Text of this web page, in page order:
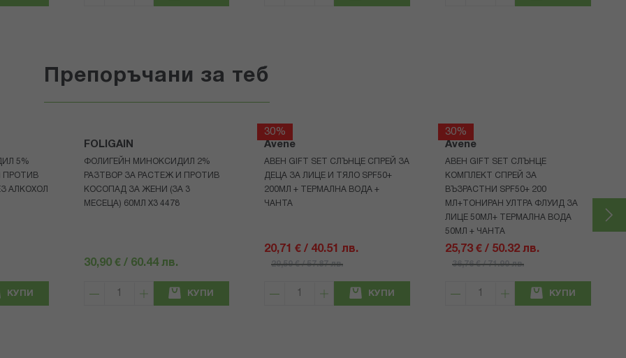
Препоръчани за теб
5%
ПРОТИВ
АЛКОХОЛ
КУПИ
FOLIGAIN
ФОЛИГЕЙН МИНОКСИДИЛ 2%
РАЗТВОР ЗА РАСТЕЖ И ПРОТИВ
КОСОПАД ЗА ЖЕНИ (ЗА 3
МЕСЕЦА) 60МЛ X3 4478
30,90 € / 60.44 лв.
КУПИ
30%
Avene
АВЕН GIFT SET СЛЪНЦЕ СПРЕЙ ЗА
ДЕЦА ЗА ЛИЦЕ И ТЯЛО SPF50+
200МЛ + ТЕРМАЛНА ВОДА +
ЧАНТА
20,71 € / 40.51 лв.
29,59 € / 57.87 лв.
КУПИ
30%
Avene
АВЕН GIFT SET СЛЪНЦЕ
КОМПЛЕКТ СПРЕЙ ЗА
ВЪЗРАСТНИ SPF50+ 200
МЛ+ТОНИРАН УЛТРА ФЛУИД ЗА
ЛИЦЕ 50МЛ+ ТЕРМАЛНА ВОДА
50МЛ + ЧАНТА
25,73 € / 50.32 лв.
36,76 € / 71.90 лв.
КУПИ